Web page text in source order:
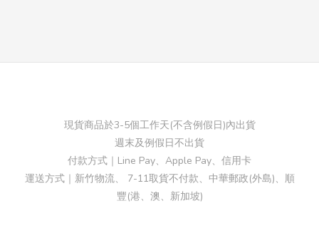
現貨商品於3-5個工作天(不含例假日)內出貨
週末及例假日不出貨
付款方式｜Line Pay、Apple Pay、信用卡
運送方式｜新竹物流、 7-11取貨不付款、中華郵政(外島)、順
豐(港、澳、新加坡)